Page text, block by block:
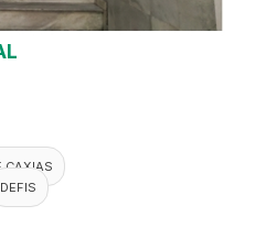
CAXIAS
DEFIS